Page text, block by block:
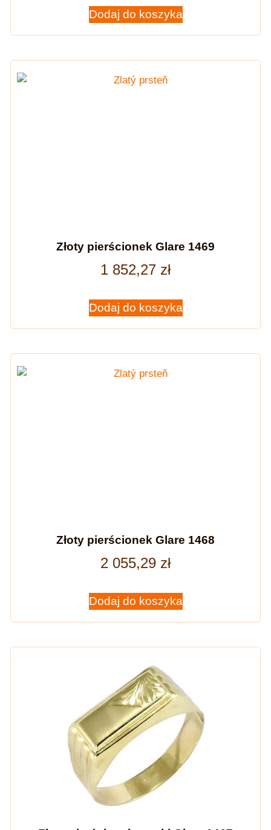
Dodaj do koszyka
Złoty pierścionek Glare 1469
1 852,27 zł
Dodaj do koszyka
Złoty pierścionek Glare 1468
2 055,29 zł
Dodaj do koszyka